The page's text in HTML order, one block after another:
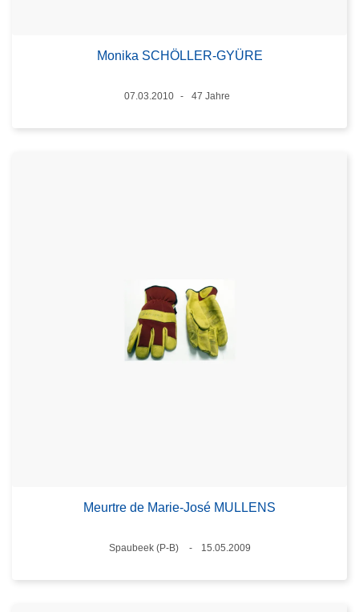
Monika SCHÖLLER-GYÜRE
Datum
07.03.2010
47 Jahre
Meurtre de Marie-José MULLENS
Standort
Spaubeek (P-B)
15.05.2009